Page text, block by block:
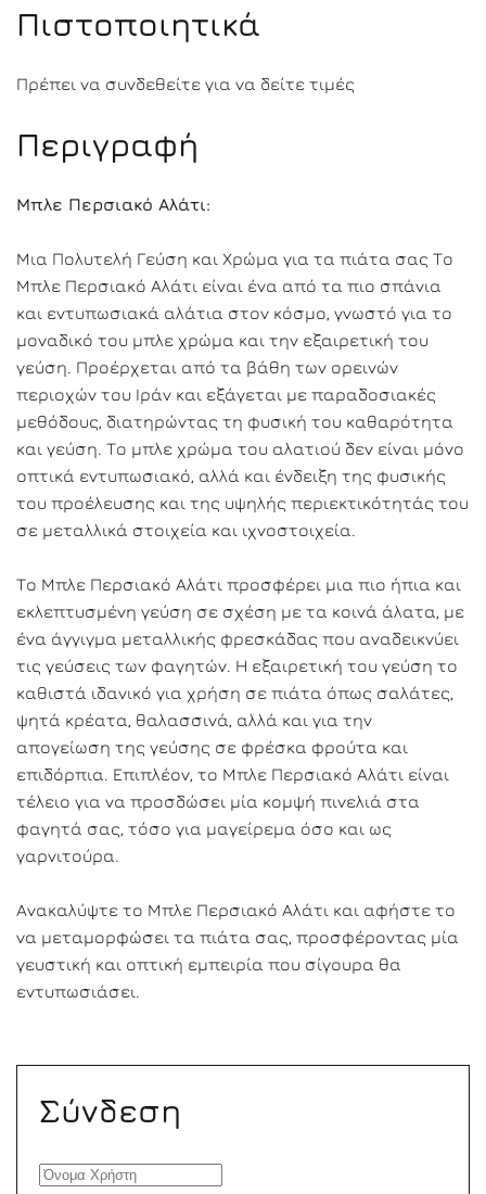
Πιστοποιητικά
Πρέπει να συνδεθείτε για να δείτε τιμές
Περιγραφή
Μπλε Περσιακό Αλάτι:
Μια Πολυτελή Γεύση και Χρώμα για τα πιάτα σας Το
Μπλε Περσιακό Αλάτι είναι ένα από τα πιο σπάνια
και εντυπωσιακά αλάτια στον κόσμο, γνωστό για το
μοναδικό του μπλε χρώμα και την εξαιρετική του
γεύση. Προέρχεται από τα βάθη των ορεινών
περιοχών του Ιράν και εξάγεται με παραδοσιακές
μεθόδους, διατηρώντας τη φυσική του καθαρότητα
και γεύση. Το μπλε χρώμα του αλατιού δεν είναι μόνο
οπτικά εντυπωσιακό, αλλά και ένδειξη της φυσικής
του προέλευσης και της υψηλής περιεκτικότητάς του
σε μεταλλικά στοιχεία και ιχνοστοιχεία.
Το Μπλε Περσιακό Αλάτι προσφέρει μια πιο ήπια και
εκλεπτυσμένη γεύση σε σχέση με τα κοινά άλατα, με
ένα άγγιγμα μεταλλικής φρεσκάδας που αναδεικνύει
τις γεύσεις των φαγητών. Η εξαιρετική του γεύση το
καθιστά ιδανικό για χρήση σε πιάτα όπως σαλάτες,
ψητά κρέατα, θαλασσινά, αλλά και για την
απογείωση της γεύσης σε φρέσκα φρούτα και
επιδόρπια. Επιπλέον, το Μπλε Περσιακό Αλάτι είναι
τέλειο για να προσδώσει μία κομψή πινελιά στα
φαγητά σας, τόσο για μαγείρεμα όσο και ως
γαρνιτούρα.
Ανακαλύψτε το Μπλε Περσιακό Αλάτι και αφήστε το
να μεταμορφώσει τα πιάτα σας, προσφέροντας μία
γευστική και οπτική εμπειρία που σίγουρα θα
εντυπωσιάσει.
Σύνδεση